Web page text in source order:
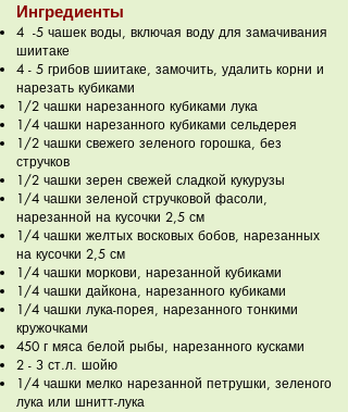
Ингредиенты
4 -5 чашек воды, включая воду для замачивания
шиитаке
4 - 5 грибов шиитаке, замочить, удалить корни и
нарезать кубиками
1/2 чашки нарезанного кубиками лука
1/4 чашки нарезанного кубиками сельдерея
1/2 чашки свежего зеленого горошка, без
стручков
1/2 чашки зерен свежей сладкой кукурузы
1/4 чашки зеленой стручковой фасоли,
нарезанной на кусочки 2,5 см
1/4 чашки желтых восковых бобов, нарезанных
на кусочки 2,5 см
1/4 чашки моркови, нарезанной кубиками
1/4 чашки дайкона, нарезанного кубиками
1/4 чашки лука-порея, нарезанного тонкими
кружочками
450 г мяса белой рыбы, нарезанного кусками
2 - 3 ст.л. шойю
1/4 чашки мелко нарезанной петрушки, зеленого
лука или шнитт-лука